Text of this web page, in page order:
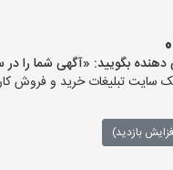
بگویید: «آگهی شما را در سایت
سایت تبلیغات خرید و فروش
بازدید)